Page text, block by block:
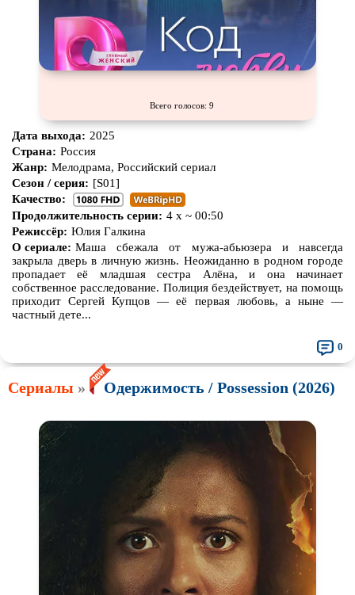
Всего голосов: 9
Дата выхода: 2025
Страна: Россия
Жанр: Мелодрама, Российский сериал
Сезон / серия: [S01]
Качество:
Продолжительность серии: 4 х ~ 00:50
Режиссёр: Юлия Галкина
О сериале: Маша сбежала от мужа-абьюзера и навсегда
закрыла дверь в личную жизнь. Неожиданно в родном городе
пропадает её младшая сестра Алёна, и она начинает
собственное расследование. Полиция бездействует, на помощь
приходит Сергей Купцов — её первая любовь, а ныне —
частный дете...
0
Сериалы » Одержимость / Possession (2026)